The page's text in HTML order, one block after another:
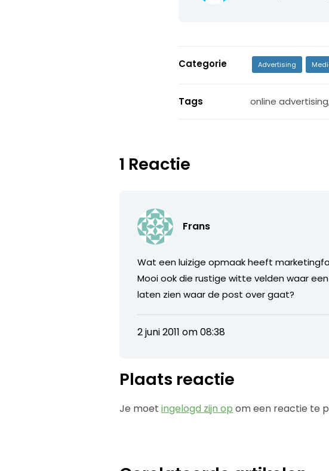
Categorie Advertising
Tags online advertising
1 Reactie
Frans
Wat een luizige opmaak heeft
Mooi ook die rustige witte velden waar
laten zien waar de post over gaat?
2 juni 2011 om 08:38
Plaats reactie
Je moetingelogd zijn op om een reactie te